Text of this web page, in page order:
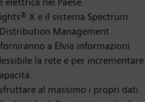
X e il sistema Spectrum
Management
a Elvia informazioni
la rete e per incrementare
al massimo i propri dati